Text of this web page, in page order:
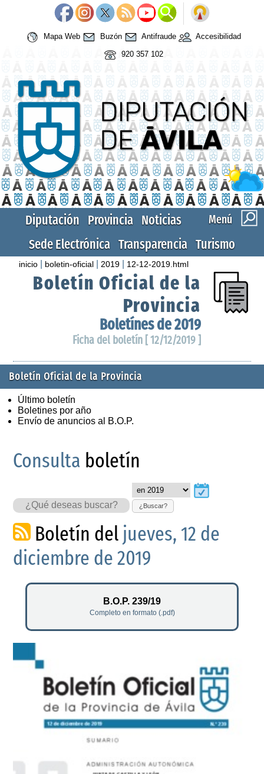
Mapa Web Buzón Antifraude
Accesibilidad
920 357 102
Menú
Diputación Provincia Noticias
Sede Electrónica Transparencia Turismo
inicio boletin-oficial 2019 12-12-2019.html
Boletín Oficial de la
Provincia
Boletínes de 2019
Ficha del boletín [ 12/12/2019 ]
Boletín Oficial de la Provincia
Último boletín
Boletines por año
Envío de anuncios al B.O.P.
Consulta boletín
¿Buscar?
Boletín del jueves, 12 de
diciembre de 2019
B.O.P. 239/19
Completo en formato (.pdf)